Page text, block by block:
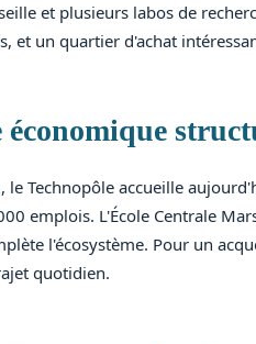
et plusieurs labos de
et un quartier d'achat
économique
le Technopôle accueille
emplois. L'École Centrale
l'écosystème. Pour un
quotidien.